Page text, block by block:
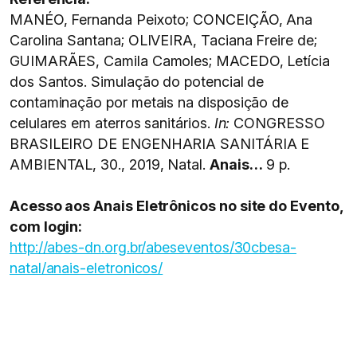
MANÉO, Fernanda Peixoto; CONCEIÇÃO, Ana
Carolina Santana; OLIVEIRA, Taciana Freire de;
GUIMARÃES, Camila Camoles; MACEDO, Letícia
dos Santos. Simulação do potencial de
contaminação por metais na disposição de
celulares em aterros sanitários. In: CONGRESSO
BRASILEIRO DE ENGENHARIA SANITÁRIA E
AMBIENTAL, 30., 2019, Natal. Anais… 9 p.
Acesso aos Anais Eletrônicos no site do Evento,
com login:
http://abes-dn.org.br/abeseventos/30cbesa-
natal/anais-eletronicos/